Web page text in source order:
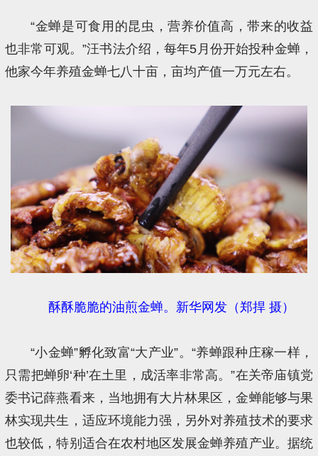
“金蝉是可食用的昆虫，营养价值高，带来的收益
也非常可观。”汪书法介绍，每年5月份开始投种金蝉，
他家今年养殖金蝉七八十亩，亩均产值一万元左右。
酥酥脆脆的油煎金蝉。新华网发（郑捍 摄）
“小金蝉”孵化致富“大产业”。“养蝉跟种庄稼一样，
只需把蝉卵‘种’在土里，成活率非常高。”在关帝庙镇党
委书记薛燕看来，当地拥有大片林果区，金蝉能够与果
林实现共生，适应环境能力强，另外对养殖技术的要求
也较低，特别适合在农村地区发展金蝉养殖产业。据统